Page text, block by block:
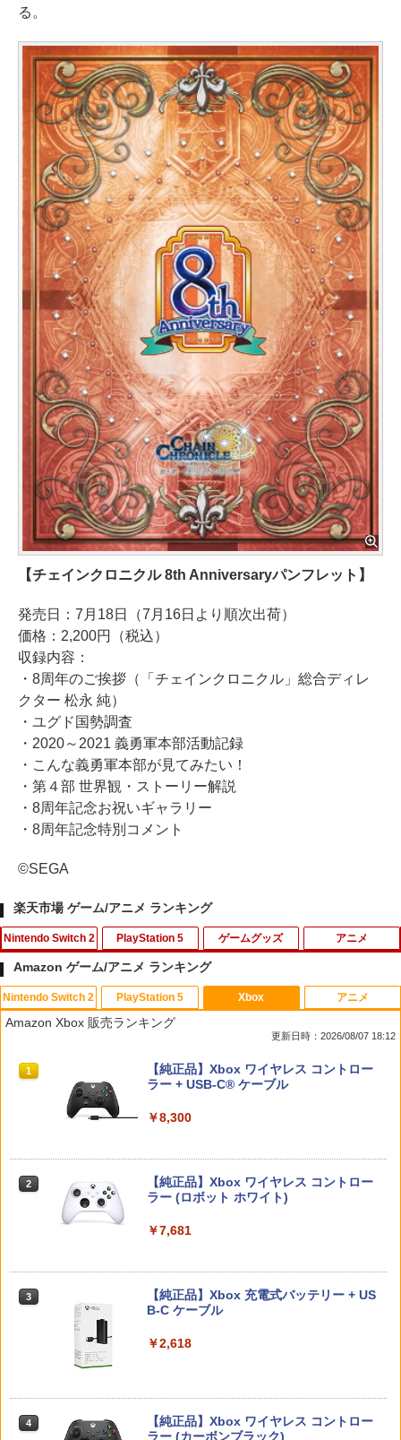
る。
【チェインクロニクル 8th Anniversaryパンフレット】
発売日：7月18日（7月16日より順次出荷）
価格：2,200円（税込）
収録内容：
・8周年のご挨拶（「チェインクロニクル」総合ディレ
クター 松永 純）
・ユグド国勢調査
・2020～2021 義勇軍本部活動記録
・こんな義勇軍本部が見てみたい！
・第４部 世界観・ストーリー解説
・8周年記念お祝いギャラリー
・8周年記念特別コメント
©SEGA
楽天市場 ゲーム/アニメ ランキング
Nintendo Switch 2
1
【楽天ブックス限定特典+特典】METAL
GEAR SOLID : MASTER COLLECTION
Vol.2 Switch2版(2連アクリルキーホル
￥6,600
vion Remastered - Deluxe Edition[予
約品]
￥6,810
3
3est Switch2用 横置きドックスタンド
[GU-S2F088]
￥2,280
4
【当店独自で＋P10倍★要エントリー】
PlayStation 5
1
【複数購入で★最大約58％OFF】 ＼レ
ビュー特典付／PS5 コントローラー ステ
ィック キャップ カバー アナログスティ
セット 交換用 PS4 DualSense Edge ジ
ョイスティックキャップ グリップ 滑り
【中古】Marvel’s Spider−Man： Miles
ト:プレイステーション5ソフト／TV/映
【中古】【18歳以上対象】BIOHAZARD
ゲームグッズ
1
GBC用 レトロコレクションケース 5枚
ゲームボーイ ソフト ケース ゲーム 収納
ケース 高透明 簡単組立 PP素材 日本製 3
ル便送料無料】
￥1,200
3
Nintendo Switch2 専用 NGC+USB ハブ
冷却ファン付き ゲームキューブコントロ
ーラー 接続 USB ハブ スイッチ2 アクセ
サリー 周辺機器 SWITCH2 ◇AL-NS257
4
任天堂 amiibo マンタロー スプラトゥー
アニメ
1
映画『THE FIRST SLAM DUNK』 STAN
DARD EDITION【Blu-ray】（早期予約
特典なし） [ 井上雄彦 ]
￥3,850
￥4,118
y】/アニメーション[Blu-ray]【返品種別
A】
￥4,400
u-ray BOX【Blu-ray】 [ 谷口崇 ]
Amazon ゲーム/アニメ ランキング
Nintendo Switch 2
1
スプラトゥーン レイダース|オンライン
コード版
￥5,832
スプラトゥーン レイダース -Switch2
￥6,445
PlayStation 5
1
PlayStation 5 デジタル・エディション
日本語専用 Console Language: Japan
Beast of Reincarnation -PS5 【特典】
J) PlayStation 5
【純正品】DualSense ワイヤレスコン
Xbox
Amazon Xbox 販売ランキング
更新日時：2026/08/07 18:12
1
【純正品】Xbox ワイヤレス コントロー
ラー + USB-C® ケーブル
￥8,300
2
【純正品】Xbox ワイヤレス コントロー
ラー (ロボット ホワイト)
￥7,681
3
【純正品】Xbox 充電式バッテリー + US
B-C ケーブル
￥2,618
4
【純正品】Xbox ワイヤレス コントロー
ラー (カーボンブラック)
アニメ